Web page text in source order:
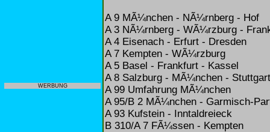
WERBUNG
A 9 MÃ¼nchen - NÃ¼rnberg - Hof
A 3 NÃ¼rnberg - WÃ¼rzburg -
A 4 Eisenach - Erfurt - Dresden
A 7 Kempten - WÃ¼rzburg
A 5 Basel - Frankfurt - Kassel
A 8 Salzburg - MÃ¼nchen -
A 99 Umfahrung MÃ¼nchen
A 95/B 2 MÃ¼nchen - Garmisch-
A 93 Kufstein - Inntaldreieck
B 310/A 7 FÃ¼ssen - Kempten